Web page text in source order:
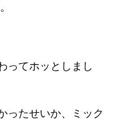
ってホッとしまし
ったせいか、ミック